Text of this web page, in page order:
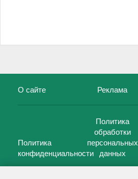
О сайте Реклама
Политика
конфиденциальности
Политика
обработки
персональных
данных